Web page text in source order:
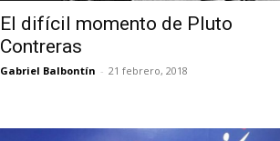
El difícil momento de Pluto
Contreras
Gabriel Balbontín - 21 febrero, 2018